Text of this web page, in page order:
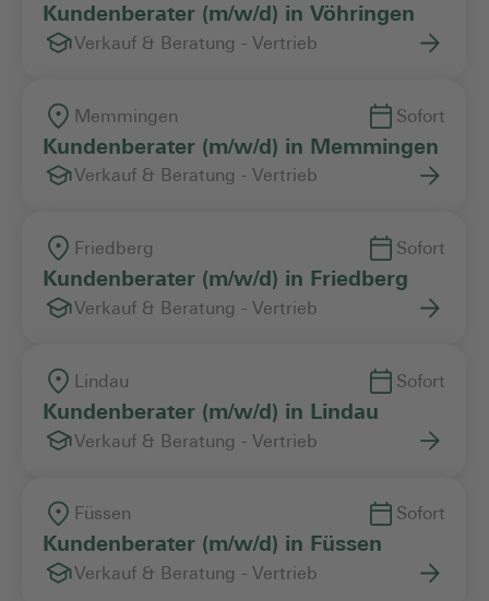
Kundenberater (m/w/d) in Vöhringen
Verkauf & Beratung - Vertrieb
Memmingen Sofort
Kundenberater (m/w/d) in Memmingen
Verkauf & Beratung - Vertrieb
Friedberg Sofort
Kundenberater (m/w/d) in Friedberg
Verkauf & Beratung - Vertrieb
Lindau Sofort
Kundenberater (m/w/d) in Lindau
Verkauf & Beratung - Vertrieb
Füssen Sofort
Kundenberater (m/w/d) in Füssen
Verkauf & Beratung - Vertrieb